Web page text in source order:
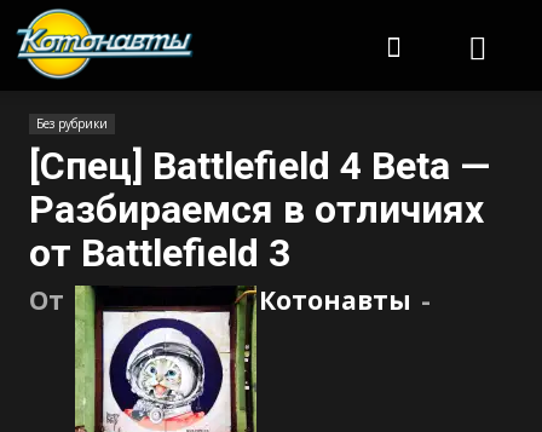
Без рубрики
[Спец] Battlefield 4 Beta —
Разбираемся в отличиях
от Battlefield 3
От Котонавты -